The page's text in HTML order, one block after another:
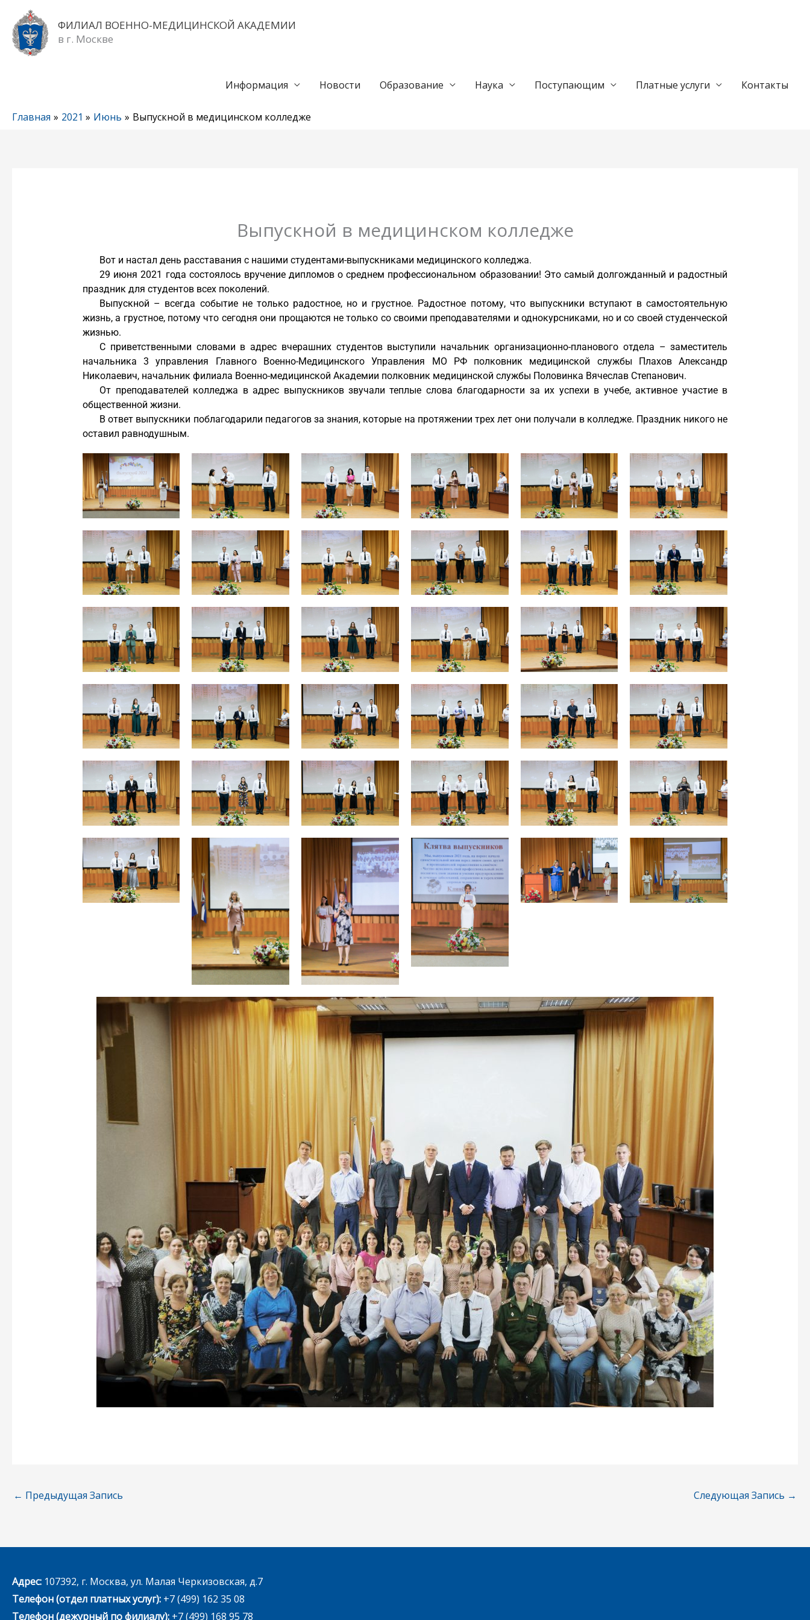
Перейти
содержимому
ФИЛИАЛ ВОЕННО-МЕДИЦИНСКОЙ АКАДЕМИИ
в г. Москве
Информация Новости Образование Наука Поступающим Платные услуги Контакты
Главная 2021 Июнь Выпускной в медицинском колледже
Выпускной в медицинском колледже
Вот и настал день расставания с нашими студентами-выпускниками медицинского колледжа.
29 июня 2021 года состоялось вручение дипломов о среднем профессиональном образовании! Это самый долгожданный и радостный
праздник для студентов всех поколений.
Выпускной – всегда событие не только радостное, но и грустное. Радостное потому, что выпускники вступают в самостоятельную
жизнь, а грустное, потому что сегодня они прощаются не только со своими преподавателями и однокурсниками, но и со своей студенческой
жизнью.
С приветственными словами в адрес вчерашних студентов выступили начальник организационно-планового отдела – заместитель
начальника 3 управления Главного Военно-Медицинского Управления МО РФ полковник медицинской службы Плахов Александр
Николаевич, начальник филиала Военно-медицинской Академии полковник медицинской службы Половинка Вячеслав Степанович.
От преподавателей колледжа в адрес выпускников звучали теплые слова благодарности за их успехи в учебе, активное участие в
общественной жизни.
В ответ выпускники поблагодарили педагогов за знания, которые на протяжении трех лет они получали в колледже. Праздник никого не
оставил равнодушным.
← Предыдущая Запись Следующая Запись →
Адрес: 107392, г. Москва, ул. Малая Черкизовская, д.7
Телефон (отдел платных услуг): +7 (499) 162 35 08
Телефон (дежурный по филиалу): +7 (499) 168 95 78